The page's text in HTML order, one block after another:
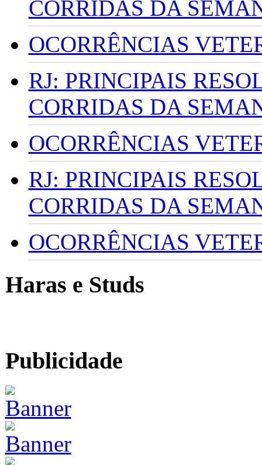
CORRIDAS DA
OCORRÊNCIAS
RJ: PRINCIPAIS
CORRIDAS DA
OCORRÊNCIAS
RJ: PRINCIPAIS
CORRIDAS DA
OCORRÊNCIAS
Haras e Studs
Publicidade